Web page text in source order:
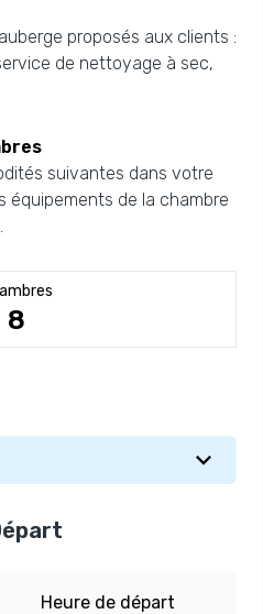
proposés aux clients :
de nettoyage à sec,
suivantes dans votre
équipements de la chambre
8
Heure de départ